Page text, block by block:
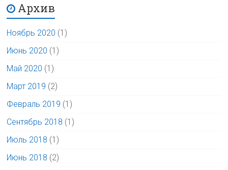
Архив
Ноябрь 2020 (1)
Июнь 2020 (1)
Май 2020 (1)
Март 2019 (2)
Февраль 2019 (1)
Сентябрь 2018 (1)
Июль 2018 (1)
Июнь 2018 (2)